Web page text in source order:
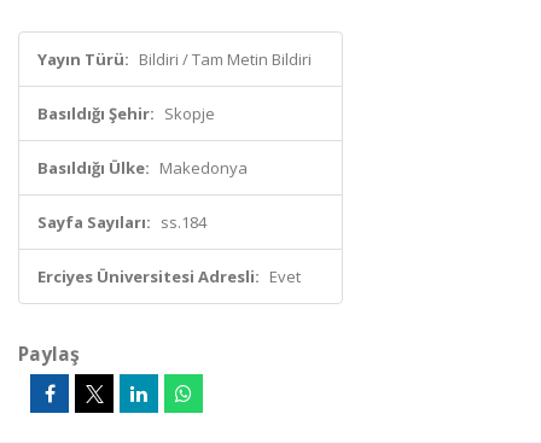
Yayın Türü: Bildiri / Tam Metin Bildiri
Basıldığı Şehir: Skopje
Basıldığı Ülke: Makedonya
Sayfa Sayıları: ss.184
Erciyes Üniversitesi Adresli: Evet
Paylaş